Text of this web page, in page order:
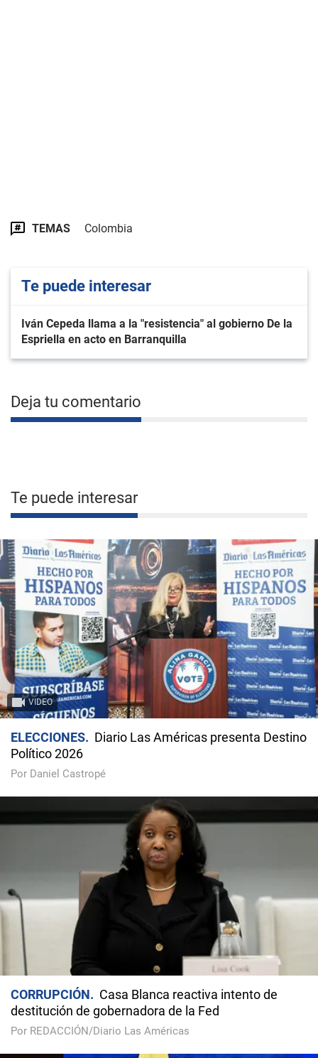
TEMAS Colombia
Te puede interesar
Iván Cepeda llama a la "resistencia" al gobierno De la
Espriella en acto en Barranquilla
Deja tu comentario
Te puede interesar
VIDEO
ELECCIONES
Diario Las Américas presenta Destino
Político 2026
Por Daniel Castropé
CORRUPCIÓN
Casa Blanca reactiva intento de
destitución de gobernadora de la Fed
Por REDACCIÓN/Diario Las Américas